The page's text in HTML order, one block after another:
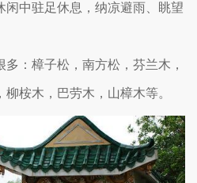
闲中驻足休息，纳凉避雨、眺望
：樟子松，南方松，芬兰木，
桉木，巴劳木，山樟木等。